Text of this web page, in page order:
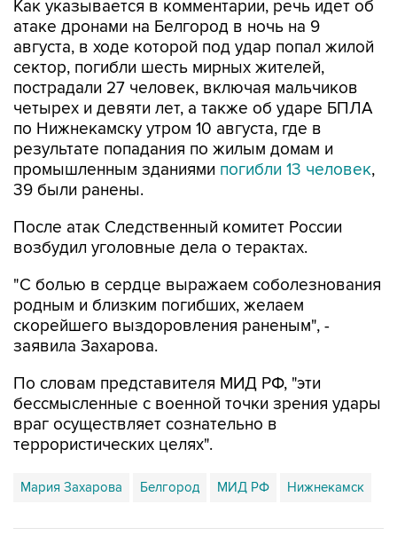
Как указывается в комментарии, речь идет об
атаке дронами на Белгород в ночь на 9
августа, в ходе которой под удар попал жилой
сектор, погибли шесть мирных жителей,
пострадали 27 человек, включая мальчиков
четырех и девяти лет, а также об ударе БПЛА
по Нижнекамску утром 10 августа, где в
результате попадания по жилым домам и
промышленным зданиями погибли 13 человек,
39 были ранены.
После атак Следственный комитет России
возбудил уголовные дела о терактах.
"С болью в сердце выражаем соболезнования
родным и близким погибших, желаем
скорейшего выздоровления раненым", -
заявила Захарова.
По словам представителя МИД РФ, "эти
бессмысленные с военной точки зрения удары
враг осуществляет сознательно в
террористических целях".
Мария Захарова Белгород МИД РФ Нижнекамск